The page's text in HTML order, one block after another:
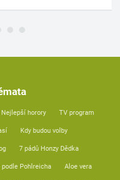
Nejlepší horory TV program
Kdy budou volby
7 pádů Honzy Dědka
podle Pohlreicha Aloe vera